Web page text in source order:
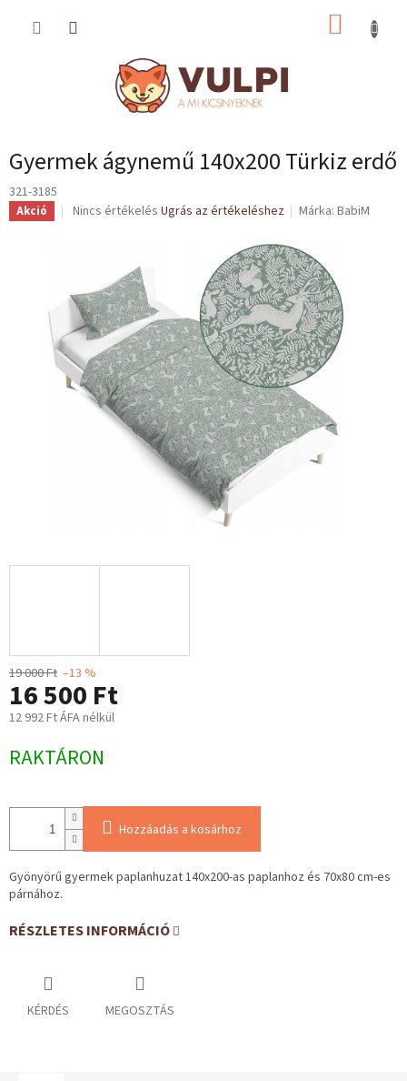
KOSÁR
Gyermek ágynemű 140x200 Türkiz erdő
321-3185
Akció
A
ből
0,0
csillag.
Nincs értékelés Ugrás az értékeléshez Márka:BabiM
19 000 Ft –13 %
16 500 Ft
12 992 Ft ÁFA nélkül
Egységár:
RAKTÁRON
Hozzáadás a kosárhoz
Gyönyörű gyermek paplanhuzat 140x200-as paplanhoz és 70x80 cm-es
párnához.
RÉSZLETES INFORMÁCIÓ
KÉRDÉS MEGOSZTÁS